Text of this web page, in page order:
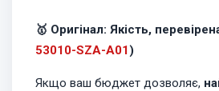
🥇 Оригінал: Якість,
53010-SZA-A01)
Якщо ваш бюджет дозволяє,